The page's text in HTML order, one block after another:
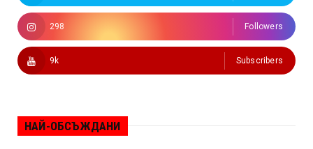
298 Followers
9k Subscribers
НАЙ-ОБСЪЖДАНИ